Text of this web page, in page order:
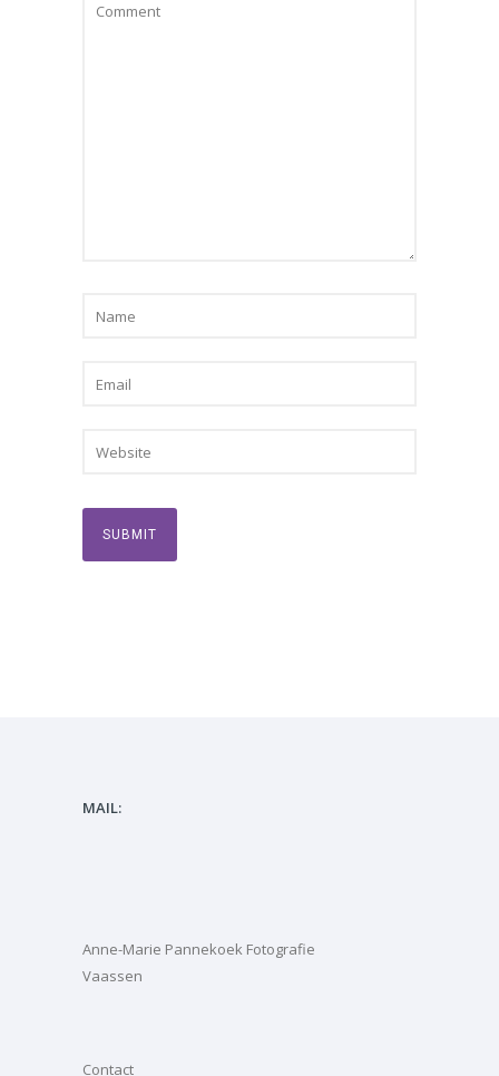
MAIL:
Anne-Marie Pannekoek Fotografie
Vaassen
Contact